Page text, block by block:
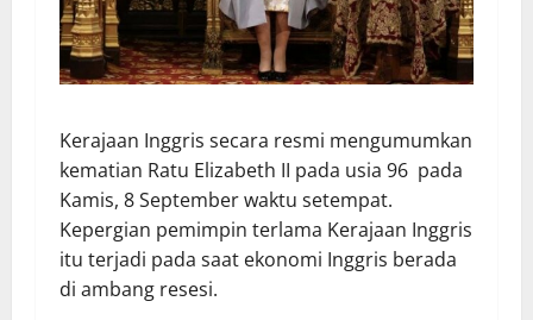
Kerajaan Inggris secara resmi mengumumkan
kematian Ratu Elizabeth II pada usia 96 pada
Kamis, 8 September waktu setempat.
Kepergian pemimpin terlama Kerajaan Inggris
itu terjadi pada saat ekonomi Inggris berada
di ambang resesi.